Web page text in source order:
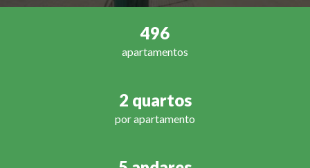
496
apartamentos
2 quartos
por apartamento